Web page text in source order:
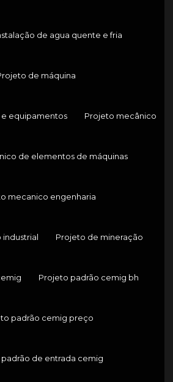
de agua quente e fria
de máquina
equipamentos Projeto mecânico
de elementos de máquinas
mecanico engenharia
Projeto de mineração
Projeto padrão cemig bh
padrão cemig preço
de entrada cemig